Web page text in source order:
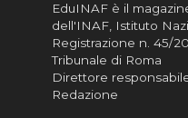
EduINAF è il
dell'INAF, Istituto
Registrazione n. 45/
Tribunale di Roma
Direttore
Redazione